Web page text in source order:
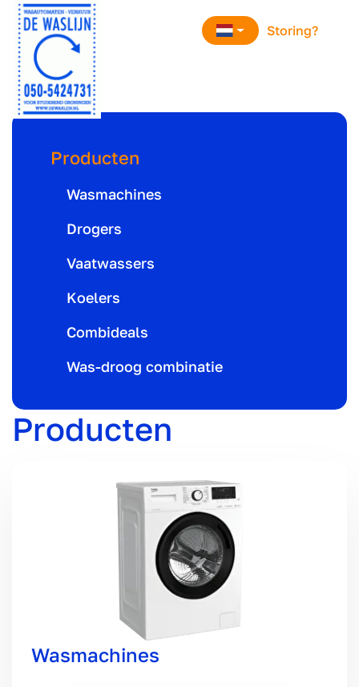
overslaan
Storing?
Producten
Wasmachines
Drogers
Vaatwassers
Koelers
Combideals
Was-droog combinatie
Producten
Wasmachines